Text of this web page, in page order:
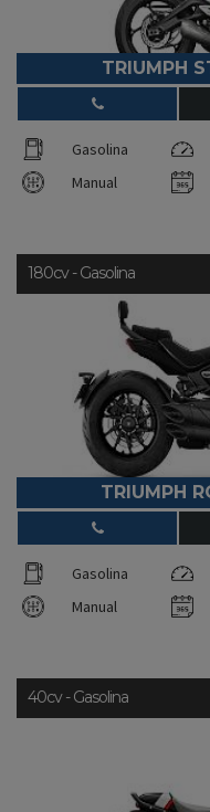
TRIUMPH
Gasolina
Manual
180cv - Gasolina
TRIUMPH
Gasolina
Manual
40cv - Gasolina